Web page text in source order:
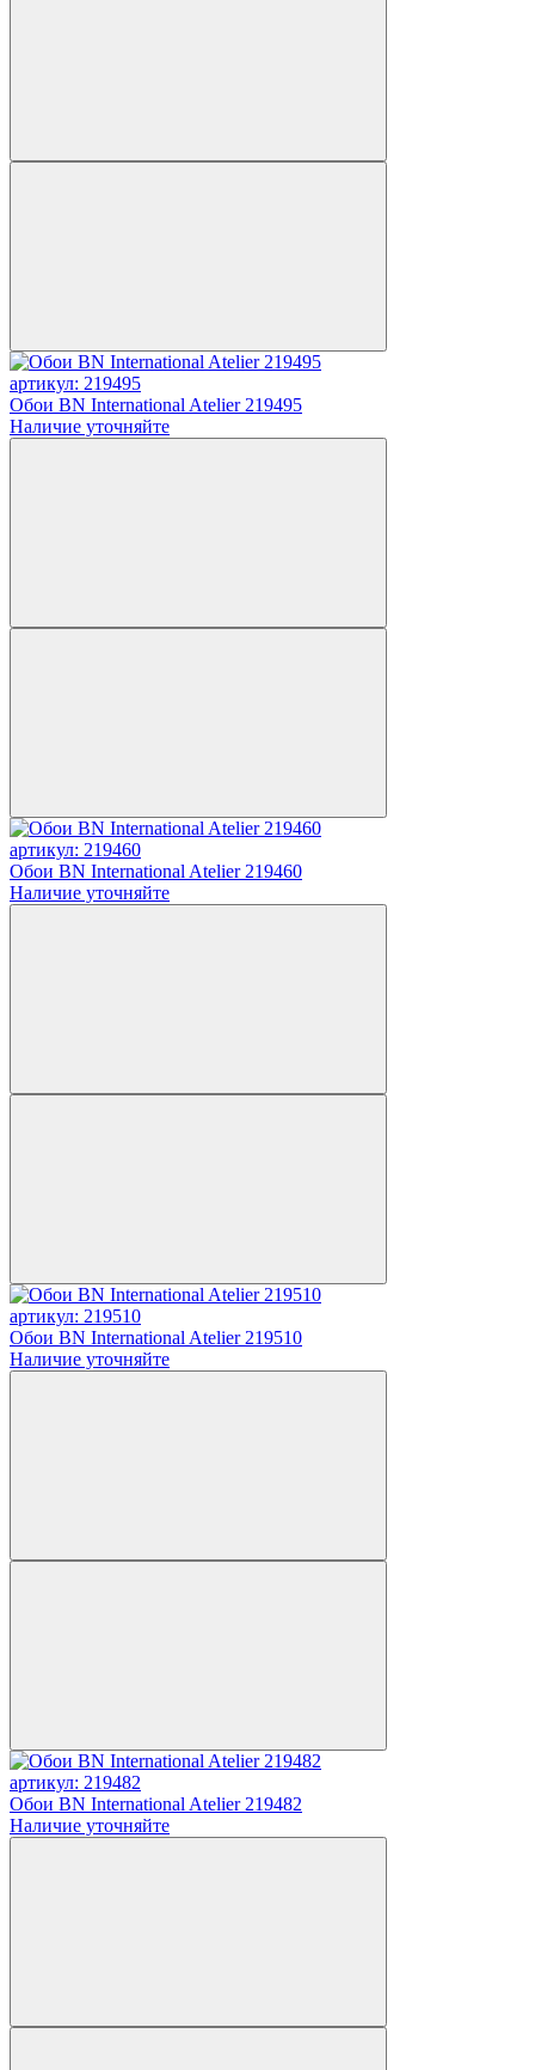
артикул: 219495
Обои BN International Atelier 219495
Наличие уточняйте
артикул: 219460
Обои BN International Atelier 219460
Наличие уточняйте
артикул: 219510
Обои BN International Atelier 219510
Наличие уточняйте
артикул: 219482
Обои BN International Atelier 219482
Наличие уточняйте